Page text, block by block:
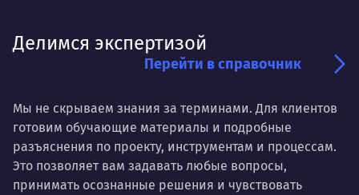
Делимся экспертизой
Перейти в справочник
Мы не скрываем знания за терминами. Для клиентов
готовим обучающие материалы и подробные
разъяснения по проекту, инструментам и процессам.
Это позволяет вам задавать любые вопросы,
принимать осознанные решения и чувствовать